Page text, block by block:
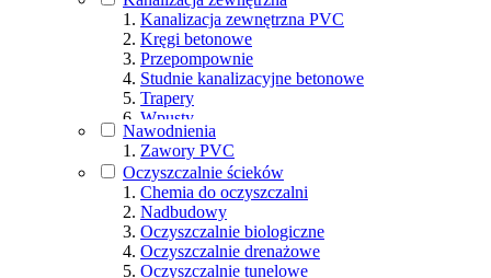
Kanalizacja zewnętrzna PVC
Kręgi betonowe
Przepompownie
Studnie kanalizacyjne betonowe
Trapery
Wpusty
Wpusty ściekowe
Włazy
Nawodnienia
Zawory PVC
Oczyszczalnie ścieków
Chemia do oczyszczalni
Nadbudowy
Oczyszczalnie biologiczne
Oczyszczalnie drenażowe
Oczyszczalnie tunelowe